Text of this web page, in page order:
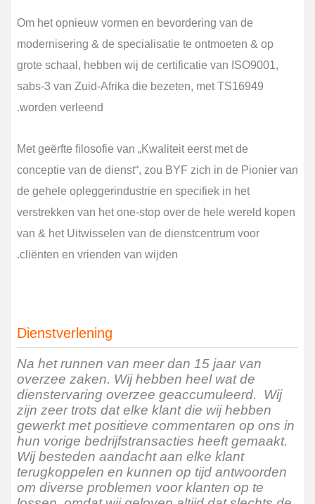
Om het opnieuw vormen en bevordering van de
modernisering & de specialisatie te ontmoeten & op
grote schaal, hebben wij de certificatie van ISO9001,
sabs-3 van Zuid-Afrika die bezeten, met TS16949
worden verleend.
Met geërfte filosofie van „Kwaliteit eerst met de
conceptie van de dienst“, zou BYF zich in de Pionier van
de gehele opleggerindustrie en specifiek in het
verstrekken van het one-stop over de hele wereld kopen
van & het Uitwisselen van de dienstcentrum voor
cliënten en vrienden van wijden.
Dienstverlening
Na het runnen van meer dan 15 jaar van
overzee zaken. Wij hebben heel wat de
dienstervaring overzee geaccumuleerd. Wij
zijn zeer trots dat elke klant die wij hebben
gewerkt met positieve commentaren op ons in
hun vorige bedrijfstransacties heeft gemaakt.
Wij besteden aandacht aan elke klant
terugkoppelen en kunnen op tijd antwoorden
om diverse problemen voor klanten op te